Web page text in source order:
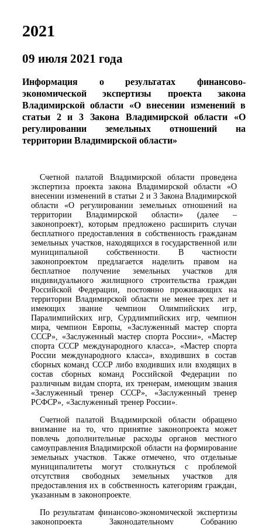
2021
09 июля 2021 года
Информация о результатах финансово-
экономической экспертизы проекта закона
Владимирской области «О внесении изменений в
статьи 2 и 3 Закона Владимирской области «О
регулировании земельных отношений на
территории Владимирской области»
Счетной палатой Владимирской области проведена
экспертиза проекта закона Владимирской области «О
внесении изменений в статьи 2 и 3 Закона Владимирской
области «О регулировании земельных отношений на
территории Владимирской области» (далее –
законопроект), которым предложено расширить случаи
бесплатного предоставления в собственность гражданам
земельных участков, находящихся в государственной или
муниципальной собственности. В частности
законопроектом предлагается наделить правом на
бесплатное получение земельных участков для
индивидуального жилищного строительства граждан
Российской Федерации, постоянно проживающих на
территории Владимирской области не менее трех лет и
имеющих звание чемпион Олимпийских игр,
Паралимпийских игр, Сурдлимпийских игр, чемпион
мира, чемпион Европы, «Заслуженный мастер спорта
СССР», «Заслуженный мастер спорта России», «Мастер
спорта СССР международного класса», «Мастер спорта
России международного класса», входивших в состав
сборных команд СССР либо входивших или входящих в
состав сборных команд Российской Федерации по
различным видам спорта, их тренерам, имеющим звания
«Заслуженный тренер СССР», «Заслуженный тренер
РСФСР», «Заслуженный тренер России».
Счетной палатой Владимирской области обращено
внимание на то, что принятие законопроекта может
повлечь дополнительные расходы органов местного
самоуправления Владимирской области на формирование
земельных участков. Также отмечено, что отдельные
муниципалитеты могут столкнуться с проблемой
отсутствия свободных земельных участков для
предоставления их в собственность категориям граждан,
указанным в законопроекте.
По результатам финансово-экономической экспертизы
законопроекта Законодательному Собранию